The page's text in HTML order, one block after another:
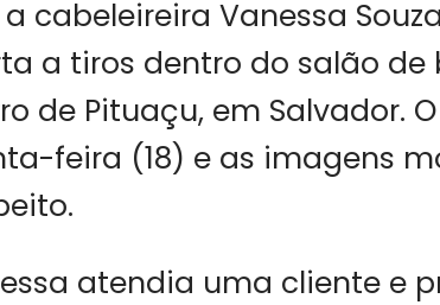
cabeleireira Vanessa
a tiros dentro do salão de
de Pituaçu, em Salvador.
feira (18) e as imagens
atendia uma cliente e